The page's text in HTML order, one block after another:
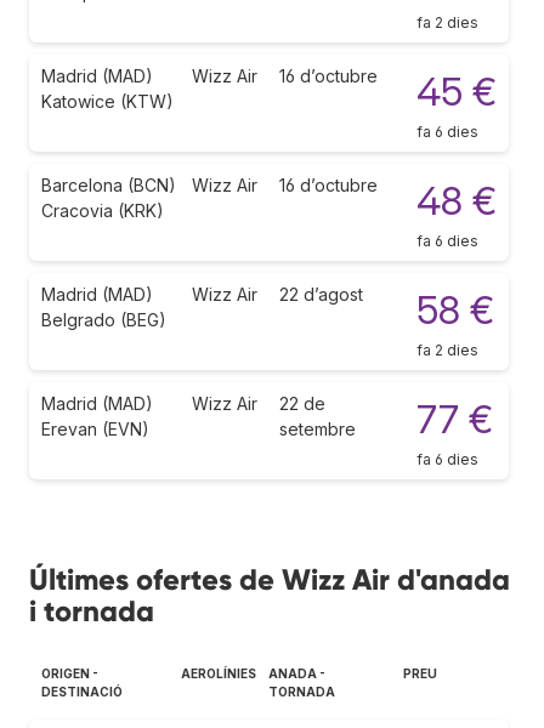
fa 2 dies
Madrid (MAD)
Katowice (KTW)
Wizz Air 16 d’octubre 45 €
fa 6 dies
Barcelona (BCN)
Cracovia (KRK)
Wizz Air 16 d’octubre 48 €
fa 6 dies
Madrid (MAD)
Belgrado (BEG)
Wizz Air 22 d’agost 58 €
fa 2 dies
Madrid (MAD)
Erevan (EVN)
Wizz Air
22 de
setembre
77 €
fa 6 dies
Últimes ofertes de Wizz Air d'anada
i tornada
ORIGEN -
DESTINACIÓ
AEROLÍNIES
ANADA -
TORNADA
PREU